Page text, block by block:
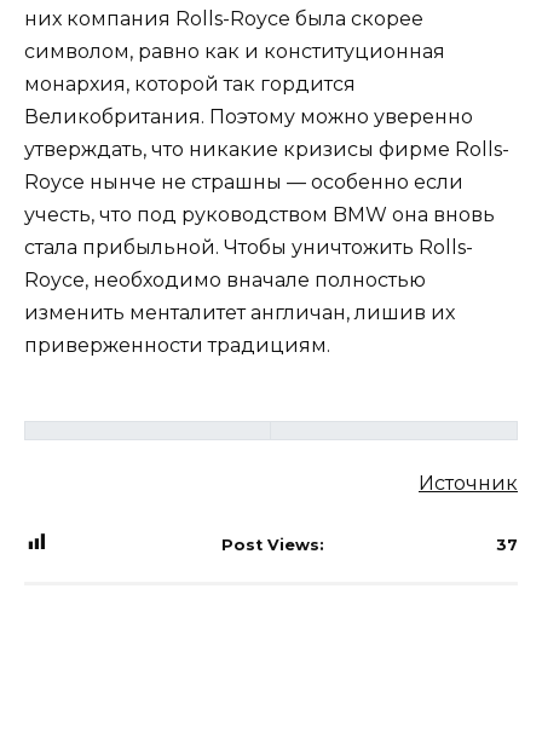
них компания Rolls-Royce была скорее
символом, равно как и конституционная
монархия, которой так гордится
Великобритания. Поэтому можно уверенно
утверждать, что никакие кризисы фирме Rolls-
Royce нынче не страшны — особенно если
учесть, что под руководством BMW она вновь
стала прибыльной. Чтобы уничтожить Rolls-
Royce, необходимо вначале полностью
изменить менталитет англичан, лишив их
приверженности традициям.
Источник
Post Views: 37